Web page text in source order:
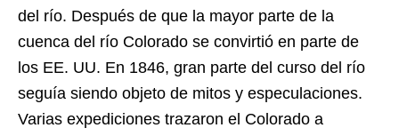
del río. Después de que la mayor parte de la
cuenca del río Colorado se convirtió en parte de
los EE. UU. En 1846, gran parte del curso del río
seguía siendo objeto de mitos y especulaciones.
Varias expediciones trazaron el Colorado a